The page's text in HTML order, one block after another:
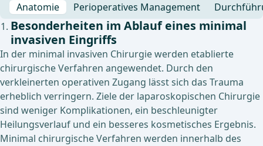
🇧🇷 Brasilianisch
Anatomie Perioperatives Management
Besonderheiten im Ablauf eines minimal
invasiven Eingriffs
In der minimal invasiven Chirurgie werden etablierte
chirurgische Verfahren angewendet. Durch den
verkleinerten operativen Zugang lässt sich das Trauma
erheblich verringern. Ziele der laparoskopischen Chirurgie
sind weniger Komplikationen, ein beschleunigter
Heilungsverlauf und ein besseres kosmetisches Ergebnis.
Minimal chirurgische Verfahren werden innerhalb des